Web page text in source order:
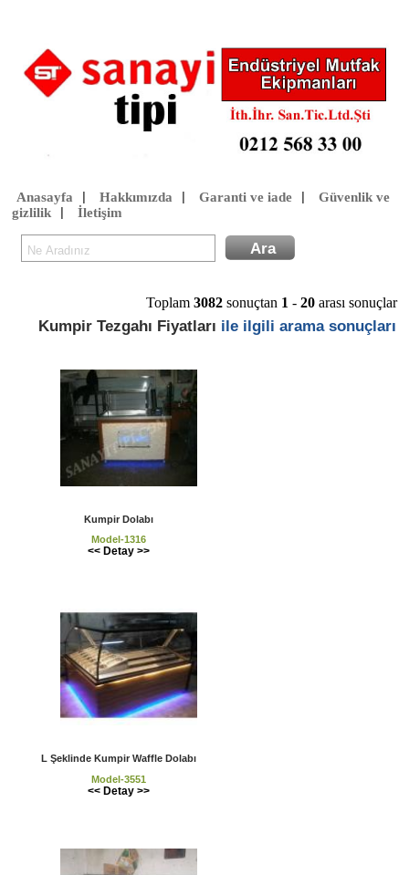
Anasayfa Hakkımızda Garanti ve iade
Güvenlik ve
gizlilik| İletişim
Toplam 3082 sonuçtan 1 - 20 arası sonuçlar
Kumpir Tezgahı Fiyatları ile ilgili arama sonuçları
Kumpir Dolabı
Model-1316
<< Detay >>
L Şeklinde Kumpir Waffle Dolabı
Model-3551
<< Detay >>